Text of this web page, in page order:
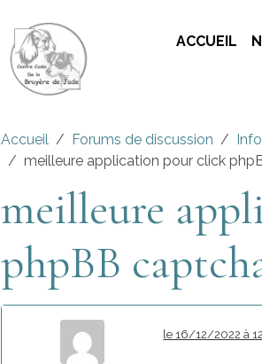
ACCUEIL
Accueil Forums de discussion
meilleure application pour click
meilleure
phpBB
le 16/12/2022 à